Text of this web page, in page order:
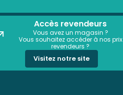
Accès revendeurs
Vous avez un magasin ?
Vous souhaitez accéder à nos prix
revendeurs ?
Visitez notre site